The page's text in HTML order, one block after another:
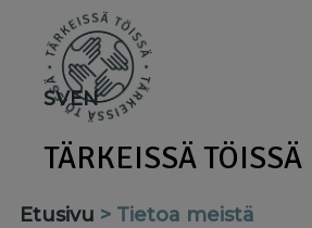
main
content
SVEN
TÄRKEISSÄ TÖISSÄ
Etusivu Tietoa meistä